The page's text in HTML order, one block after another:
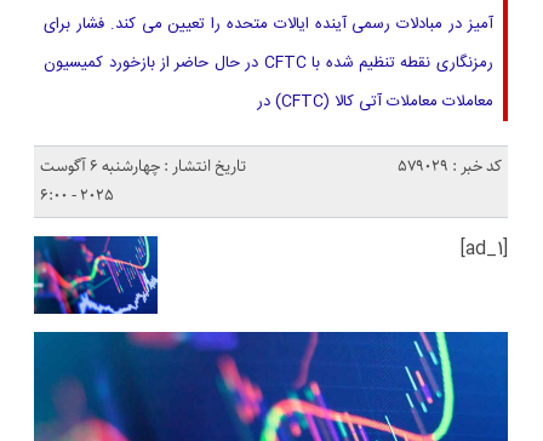
آمیز در مبادلات رسمی آینده ایالات متحده را تعیین می کند. فشار برای
رمزنگاری نقطه تنظیم شده با CFTC در حال حاضر از بازخورد کمیسیون
معاملات معاملات آتی کالا (CFTC) در
کد خبر : 579029
تاریخ انتشار : چهارشنبه 6 آگوست
2025 - 6:00
[ad_1]